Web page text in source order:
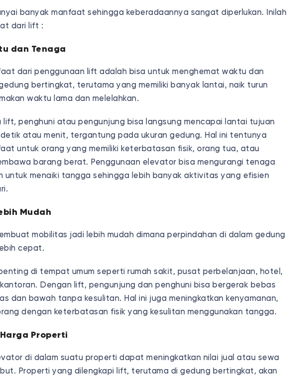
banyak manfaat sehingga keberadaannya sangat diperlukan. Inilah
dari lift :
dan Tenaga
dari penggunaan lift adalah bisa untuk menghemat waktu dan
bertingkat, terutama yang memiliki banyak lantai, naik turun
waktu lama dan melelahkan.
lift, penghuni atau pengunjung bisa langsung mencapai lantai tujuan
atau menit, tergantung pada ukuran gedung. Hal ini tentunya
untuk orang yang memiliki keterbatasan fisik, orang tua, atau
barang berat. Penggunaan elevator bisa mengurangi tenaga
untuk menaiki tangga sehingga lebih banyak aktivitas yang efisien
Mudah
mobilitas jadi lebih mudah dimana perpindahan di dalam gedung
cepat.
di tempat umum seperti rumah sakit, pusat perbelanjaan, hotel,
Dengan lift, pengunjung dan penghuni bisa bergerak bebas
dan bawah tanpa kesulitan. Hal ini juga meningkatkan kenyamanan,
dengan keterbatasan fisik yang kesulitan menggunakan tangga.
Properti
di dalam suatu properti dapat meningkatkan nilai jual atau sewa
Properti yang dilengkapi lift, terutama di gedung bertingkat, akan